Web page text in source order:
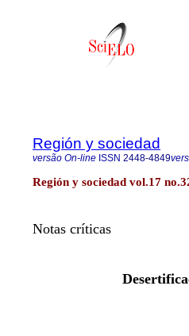
Región y sociedad
versão On-line ISSN 2448-4849
Región y sociedad vol.17
Notas críticas